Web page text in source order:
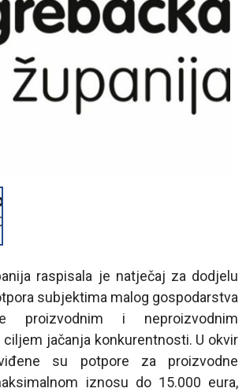
raspisala je natječaj za dodjelu
subjektima malog gospodarstva
i neproizvodnim
jačanja konkurentnosti. U okvir
su potpore za proizvodne
iznosu do 15.000 eura,